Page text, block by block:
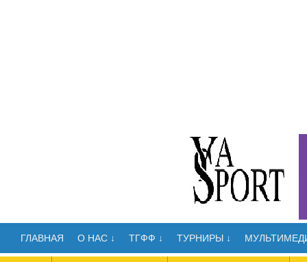
ГЛАВНАЯ О НАС ↓ ТГФФ ↓ ТУРНИРЫ ↓